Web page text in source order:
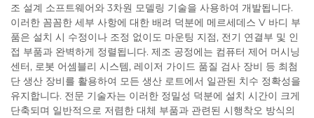
조 설계 소프트웨어와 3차원 모델링 기술을 사용하여 개발됩니다.
이러한 꼼꼼한 세부 사항에 대한 배려 덕분에 메르세데스 V 바디 부
품은 설치 시 수정이나 조정 없이도 마운팅 지점, 전기 연결부 및 인
접 부품과 완벽하게 정렬됩니다. 제조 공정에는 컴퓨터 제어 머시닝
센터, 로봇 어셈블리 시스템, 레이저 가이드 품질 검사 장비 등 최첨
단 생산 장비를 활용하여 모든 생산 로트에서 일관된 치수 정확성을
유지합니다. 전문 기술자는 이러한 정밀성 덕분에 설치 시간이 크게
단축되며 일반적으로 저렴한 대체 부품과 관련된 시행착오 방식의